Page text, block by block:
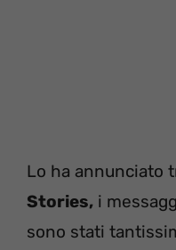
Lo ha annunciato
Stories, i
sono stati